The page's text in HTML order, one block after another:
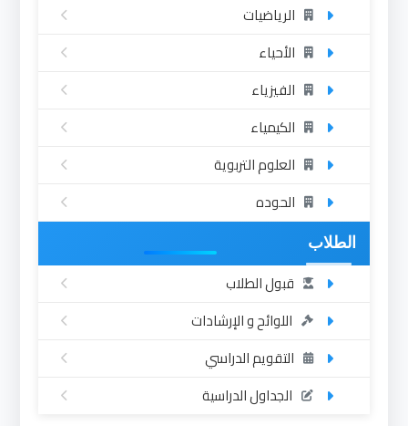
الرياضيات
الأحياء
الفيزياء
الكيمياء
العلوم التربوية
الحوده
الطلاب
قبول الطلاب
اللوائح و الإرشادات
التقويم الدراسي
الجداول الدراسية